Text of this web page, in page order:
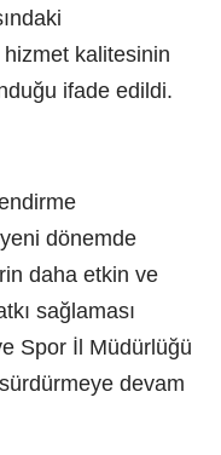
kalitesinin
ifade edildi.
yeni dönemde
daha etkin ve
sağlaması
Spor İl Müdürlüğü
devam